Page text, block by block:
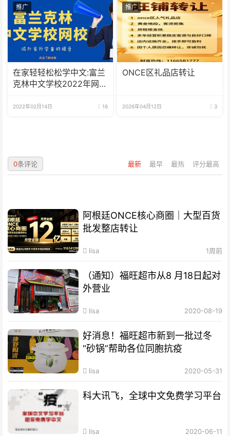
推广
在家轻轻松松学中文:富兰
克林中文学校2022年网校
2022年02月14日 16
推广
ONCE区礼品店转让
2026年04月12日 3
最新 最早 最热 评分最高
0条评论
阿根廷ONCE核心商圈｜大型百货
批发整店转让
lisa 1周前
（通知）福旺超市从8 月18日起对
外营业
lisa 2020-08-19
好消息！福旺超市新到一批过冬
“砂锅”帮助各位同胞抗疫
lisa 2020-05-31
科大讯飞，全球中文免费学习平台
lisa 2020-06-11